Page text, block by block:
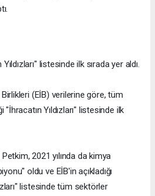
listesinde ilk sırada yer aldı.
Birlikleri (EİB) verilerine göre, tüm
Yıldızları" listesinde ilk
2021 yılında da kimya
oldu ve EİB'in açıkladığı
listesinde tüm sektörler